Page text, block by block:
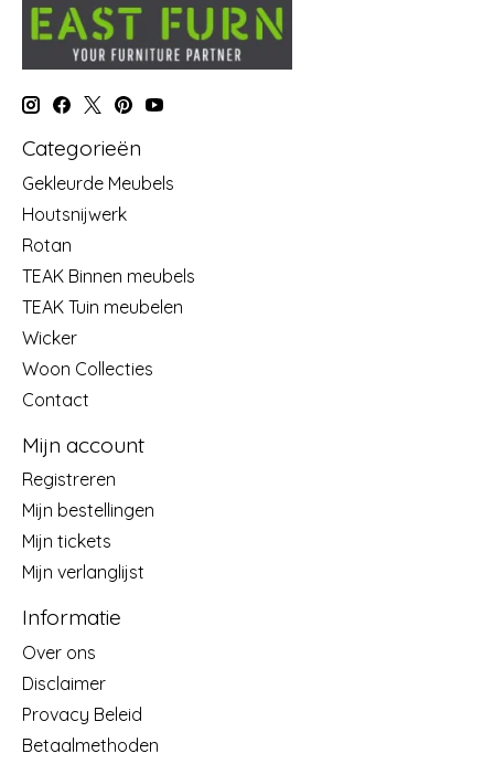
Categorieën
Gekleurde Meubels
Houtsnijwerk
Rotan
TEAK Binnen meubels
TEAK Tuin meubelen
Wicker
Woon Collecties
Contact
Mijn account
Registreren
Mijn bestellingen
Mijn tickets
Mijn verlanglijst
Informatie
Over ons
Disclaimer
Provacy Beleid
Betaalmethoden